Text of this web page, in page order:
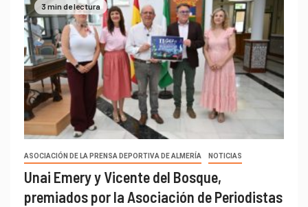
3 min de lectura
ASOCIACIÓN DE LA PRENSA DEPORTIVA DE ALMERÍA NOTICIAS
Unai Emery y Vicente del Bosque,
premiados por la Asociación de Periodistas